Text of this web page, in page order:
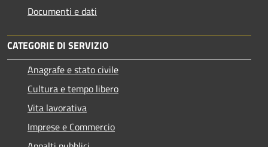
Documenti e dati
CATEGORIE DI SERVIZIO
Anagrafe e stato civile
Cultura e tempo libero
Vita lavorativa
Imprese e Commercio